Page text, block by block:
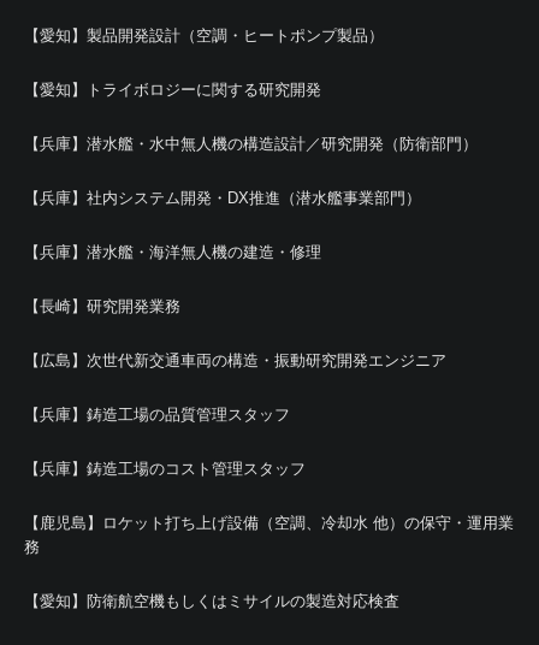
【愛知】製品開発設計（空調・ヒートポンプ製品）
【愛知】トライボロジーに関する研究開発
【兵庫】潜水艦・水中無人機の構造設計／研究開発（防衛部門）
【兵庫】社内システム開発・DX推進（潜水艦事業部門）
【兵庫】潜水艦・海洋無人機の建造・修理
【長崎】研究開発業務
【広島】次世代新交通車両の構造・振動研究開発エンジニア
【兵庫】鋳造工場の品質管理スタッフ
【兵庫】鋳造工場のコスト管理スタッフ
【鹿児島】ロケット打ち上げ設備（空調、冷却水 他）の保守・運用業
務
【愛知】防衛航空機もしくはミサイルの製造対応検査